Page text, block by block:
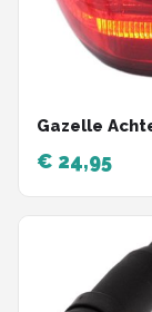
Gazelle
€ 24,95